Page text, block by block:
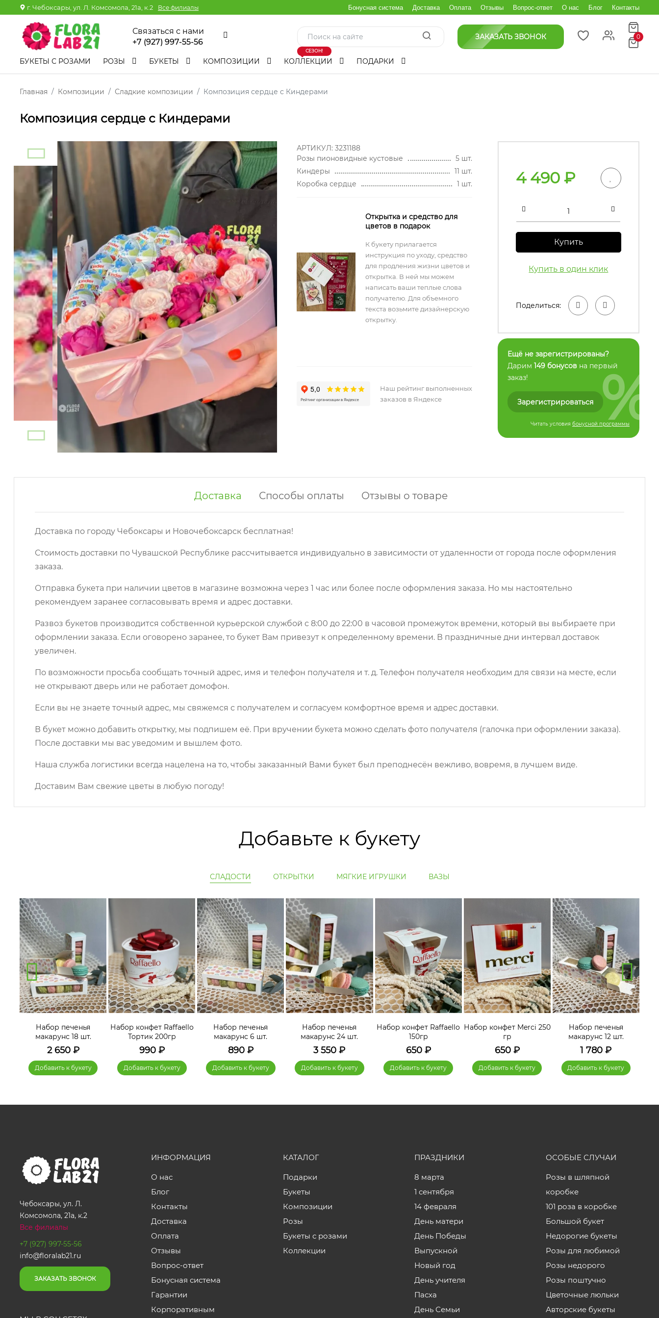
г. Чебоксары, ул. Л. Комсомола, 21а, к.2 Все филиалы Бонусная система Доставка Оплата Отзывы Вопрос-ответ О нас Блог Контакты
Связаться с нами
+7 (927) 997-55-56
ЗАКАЗАТЬ ЗВОНОК 0
БУКЕТЫ С РОЗАМИ РОЗЫ БУКЕТЫ КОМПОЗИЦИИ КОЛЛЕКЦИИ
СЕЗОН!
ПОДАРКИ
Главная Композиции Сладкие композиции Композиция сердце с Киндерами
Композиция сердце с Киндерами
АРТИКУЛ: 3231188
Розы пионовидные кустовые
5 шт.
Киндеры
11 шт.
Коробка сердце
1 шт.
Открытка и средство для
цветов в подарок
К букету прилагается
инструкция по уходу, средство
для продления жизни цветов и
открытка. В ней мы можем
написать ваши теплые слова
получателю. Для объемного
текста возьмите дизайнерскую
открытку.
Наш рейтинг выполненных
заказов в Яндексе
4 490₽
Купить
Купить в один клик
Поделиться:
Ещё не зарегистрированы?
Дарим 149 бонусовна первый
заказ!
Зарегистрироваться
Читать условия бонусной программы
%
Доставка Способы оплаты Отзывы о товаре
Доставка по городу Чебоксары и Новочебоксарск бесплатная!
Стоимость доставки по Чувашской Республике рассчитывается индивидуально в зависимости от удаленности от города после оформления
заказа.
Отправка букета при наличии цветов в магазине возможна через 1 час или более после оформления заказа. Но мы настоятельно
рекомендуем заранее согласовывать время и адрес доставки.
Развоз букетов производится собственной курьерской службой с 8:00 до 22:00 в часовой промежуток времени, который вы выбираете при
оформлении заказа. Если оговорено заранее, то букет Вам привезут к определенному времени. В праздничные дни интервал доставок
увеличен.
По возможности просьба сообщать точный адрес, имя и телефон получателя и т. д. Телефон получателя необходим для связи на месте, если
не открывают дверь или не работает домофон.
Если вы не знаете точный адрес, мы свяжемся с получателем и согласуем комфортное время и адрес доставки.
В букет можно добавить открытку, мы подпишем её. При вручении букета можно сделать фото получателя (галочка при оформлении заказа).
После доставки мы вас уведомим и вышлем фото.
Наша служба логистики всегда нацелена на то, чтобы заказанный Вами букет был преподнесён вежливо, вовремя, в лучшем виде.
Доставим Вам свежие цветы в любую погоду!
Добавьте к букету
СЛАДОСТИ ОТКРЫТКИ МЯГКИЕ ИГРУШКИ ВАЗЫ
Набор печенья
макарунс 18 шт.
2 650₽
Добавить к букету
Набор конфет Raffaello
Тортик 200гр
990₽
Добавить к букету
Набор печенья
макарунс 6 шт.
890₽
Добавить к букету
Набор печенья
макарунс 24 шт.
3 550 ₽
Добавить к букету
Набор конфет Raffaello
150гр
650₽
Добавить к букету
Набор конфет Merci 250
гр
650₽
Добавить к букету
Набор печенья
макарунс 12 шт.
1 780 ₽
Добавить к букету
Чебоксары, ул. Л.
Комсомола, 21а, к.2
Все филиалы
+7 (927) 997-55-56
info@floralab21.ru
ЗАКАЗАТЬ ЗВОНОК
ИНФОРМАЦИЯ
О нас
Блог
Контакты
Доставка
Оплата
Отзывы
Вопрос-ответ
Бонусная система
Гарантии
Корпоративным
КАТАЛОГ
Подарки
Букеты
Композиции
Розы
Букеты с розами
Коллекции
ПРАЗДНИКИ
8 марта
1 сентября
14 февраля
День матери
День Победы
Выпускной
Новый год
День учителя
Пасха
День Семьи
ОСОБЫЕ СЛУЧАИ
Розы в шляпной
коробке
101 роза в коробке
Большой букет
Недорогие букеты
Розы для любимой
Розы недорого
Розы поштучно
Цветочные люльки
Авторские букеты